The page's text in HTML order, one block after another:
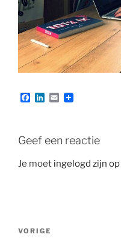
F
b
o
k
L
e
d
n
E
l
Geef een reactie
Je moet ingelogd zijn op
Bericht
Vorig
VORIGE